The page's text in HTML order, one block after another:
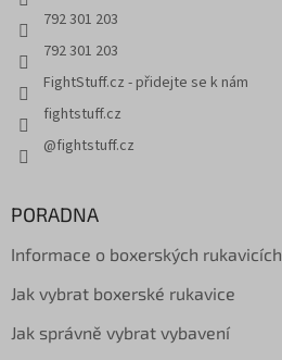
792 301 203
792 301 203
FightStuff.cz - přidejte se k nám
fightstuff.cz
@fightstuff.cz
PORADNA
Informace o boxerských rukavicích
Jak vybrat boxerské rukavice
Jak správně vybrat vybavení